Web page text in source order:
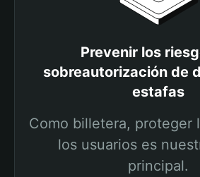
Prevenir los
sobreautorización de
estafas
Como billetera, proteger
los usuarios es
principal.